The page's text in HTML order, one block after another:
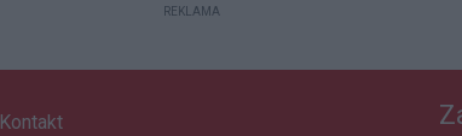
REKLAMA
Kontakt